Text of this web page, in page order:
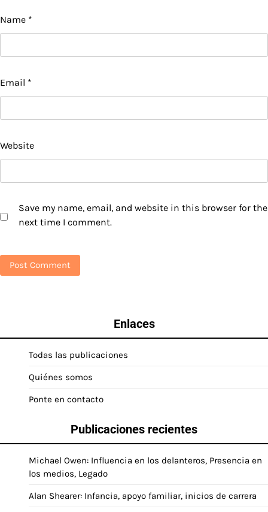
Name *
Email *
Website
Save my name, email, and website in this browser for the
next time I comment.
Enlaces
Todas las publicaciones
Quiénes somos
Ponte en contacto
Publicaciones recientes
Michael Owen: Influencia en los delanteros, Presencia en
los medios, Legado
Alan Shearer: Infancia, apoyo familiar, inicios de carrera